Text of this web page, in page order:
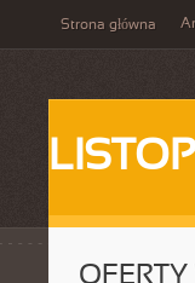
Strona główna